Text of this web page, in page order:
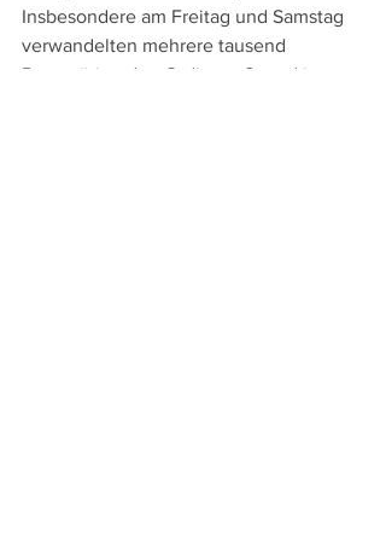
Insbesondere am Freitag und Samstag
verwandelten mehrere tausend
Partywütige den Ordinger Strand in